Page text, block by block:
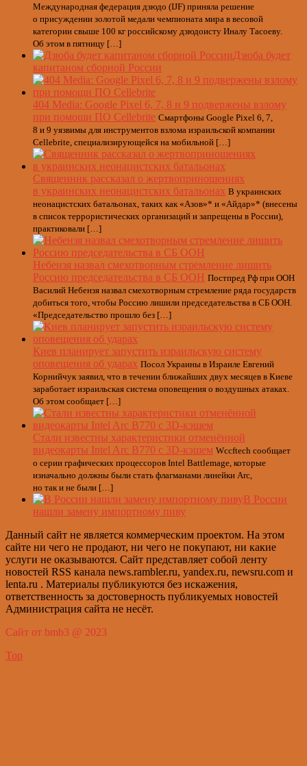
Международная федерация дзюдо (IJF) приняла решение
о присуждении золотой медали чемпионата мира в весовой
категории свыше 100 кг российскому дзюдоисту Иналу Тасоеву.
Об этом в пятницу […]
Дзюба будет
капитаном сборной России
404 Media: Google Pixel 6, 7, 8 и 9 подвержены взлому
при помощи ПО Cellebrite Смартфоны Google Pixel 6, 7,
8 и 9 уязвимы для инструментов взлома израильской компании
Cellebrite, специализирующейся на мобильной […]
Священник рассказал о жертвоприношениях
в украинских неонацистских батальонах В украинских
неонацистских батальонах, таких как «Азов»* и «Айдар»* (внесены
в список террористических организаций и запрещены в России),
практиковали […]
Небензя назвал смехотворным стремление лишить
Россию председательства в СБ ООН Постпред Рф при ООН
Василий Небензя назвал смехотворным стремление ряда государств
добиться того, чтобы Россию лишили председательства в СБ ООН.
«Председательство прошло без […]
Киев планирует запустить израильскую систему
оповещения об ударах Посол Украины в Израиле Евгений
Корнийчук заявил, что в течении ближайших двух месяцев в Киеве
заработает израильская система оповещения о воздушных атаках.
Об этом сообщает […]
Стали известны характеристики отменённой
видеокарты Intel Arc B770 с 3D-кэшем Wccftech сообщает
о серии графических процессоров Intel Battlemage, которые
изначально должны были стать флагманами линейки Arc,
но так и не были […]
В России
нашли замену импортному пиву
Данный сайт не является коммерческим проектом. На этом
сайте ни чего не продают, ни чего не покупают, ни какие
услуги не оказываются. Сайт представляет собой ленту
новостей RSS канала news.rambler.ru, yandex.ru, newsru.com и
lenta.ru . Материалы публикуются без искажения,
ответственность за достоверность публикуемых новостей
Администрация сайта не несёт.
Сайт от bmb3 @ 2023
Top